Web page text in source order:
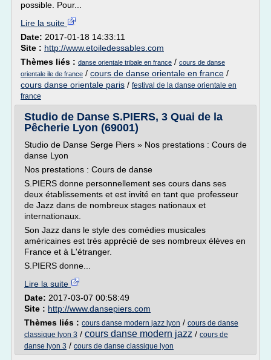
possible. Pour...
Lire la suite
Date: 2017-01-18 14:33:11
Site : http://www.etoiledessables.com
Thèmes liés : danse orientale tribale en france / cours de danse
orientale ile de france / cours de danse orientale en france /
cours danse orientale paris / festival de la danse orientale en
france
Studio de Danse S.PIERS, 3 Quai de la
Pêcherie Lyon (69001)
Studio de Danse Serge Piers » Nos prestations : Cours de
danse Lyon
Nos prestations : Cours de danse
S.PIERS donne personnellement ses cours dans ses
deux établissements et est invité en tant que professeur
de Jazz dans de nombreux stages nationaux et
internationaux.
Son Jazz dans le style des comédies musicales
américaines est très apprécié de ses nombreux élèves en
France et à L'étranger.
S.PIERS donne...
Lire la suite
Date: 2017-03-07 00:58:49
Site : http://www.dansepiers.com
Thèmes liés : cours danse modern jazz lyon / cours de danse
classique lyon 3 / cours danse modern jazz / cours de
danse lyon 3 / cours de danse classique lyon